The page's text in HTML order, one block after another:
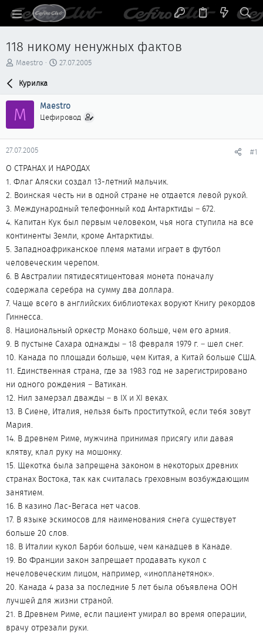
118 никому ненужных фактов
А
р
т
м
ы
Maestro
Д
н
а
ч
а
27.07.2005
Курилка
M Maestro
Цефировод
27.07.2005 #1
О СТРАНАХ И НАРОДАХ
1. Флаг Аляски создал 13-летний мальчик.
2. Воинская честь ни в одной стране не отдается левой рукой.
3. Международный телефонный код Антарктиды – 672.
4. Капитан Кук был первым человеком, чья нога ступила на все
континенты Земли, кроме Антарктиды.
5. Западноафриканское племя матами играет в футбол
человеческим черепом.
6. В Австралии пятидесятицентовая монета поначалу
содержала серебра на сумму два доллара.
7. Чаще всего в английских библиотеках воруют Книгу рекордов
Гиннесса.
8. Национальный оркестр Монако больше, чем его армия.
9. В пустыне Сахара однажды – 18 февраля 1979 г. – шел снег.
10. Канада по площади больше, чем Китая, а Китай больше США.
11. Единственная страна, где за 1983 год не зарегистрировано
ни одного рождения – Ватикан.
12. Нил замерзал дважды – в IX и XI веках.
13. В Сиене, Италия, нельзя быть проституткой, если тебя зовут
Мария.
14. В древнем Риме, мужчина принимая присягу или давая
клятву, клал руку на мошонку.
15. Щекотка была запрещена законом в некоторых древних
странах Востока, так как считалась греховным возбуждающим
занятием.
16. В казино Лас-Вегаса нет часов.
17. В языке эскимосов для наименования снега существует
больше 20 слов.
18. В Италии кукол Барби больше, чем канадцев в Канаде.
19. Во Франции закон запрещает продавать кукол с
нечеловеческим лицом, например, «инопланетянок».
20. Канада 4 раза за последние 5 лет была объявлена ООН
лучшей для жизни страной.
21. В Древнем Риме, если пациент умирал во время операции,
врачу отрезали руки.